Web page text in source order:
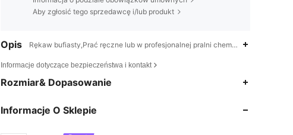
Aby zgłosić tego sprzedawcę i/lub produkt
Opis Rękaw bufiasty,Prać ręczne lub w profesjonalnej pralni chemicznej,Głęboki
Informacje dotyczące bezpieczeństwa i kontakt
Rozmiar& Dopasowanie
Informacje O Sklepie
4,77 19K